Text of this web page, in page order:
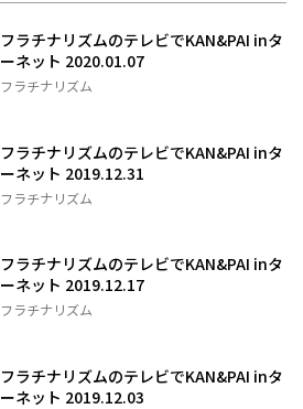
フラチナリズムのテレビでKAN&PAI inタ
ーネット 2020.01.07
フラチナリズム
フラチナリズムのテレビでKAN&PAI inタ
ーネット 2019.12.31
フラチナリズム
フラチナリズムのテレビでKAN&PAI inタ
ーネット 2019.12.17
フラチナリズム
フラチナリズムのテレビでKAN&PAI inタ
ーネット 2019.12.03